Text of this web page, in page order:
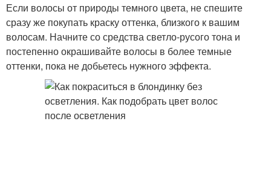
Если волосы от природы темного цвета, не спешите
сразу же покупать краску оттенка, близкого к вашим
волосам. Начните со средства светло-русого тона и
постепенно окрашивайте волосы в более темные
оттенки, пока не добьетесь нужного эффекта.